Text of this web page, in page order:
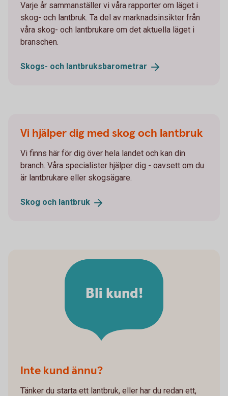
Varje år sammanställer vi våra rapporter om läget i
skog- och lantbruk. Ta del av marknadsinsikter från
våra skog- och lantbrukare om det aktuella läget i
branschen.
Skogs- och lantbruksbarometrar
Vi hjälper dig med skog och lantbruk
Vi finns här för dig över hela landet och kan din
branch. Våra specialister hjälper dig - oavsett om du
är lantbrukare eller skogsägare.
Skog och lantbruk
Bli kund!
Inte kund ännu?
Tänker du starta ett lantbruk, eller har du redan ett,